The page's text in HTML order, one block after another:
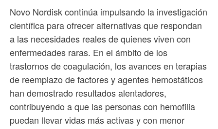
Novo Nordisk continúa impulsando la investigación
científica para ofrecer alternativas que respondan
a las necesidades reales de quienes viven con
enfermedades raras. En el ámbito de los
trastornos de coagulación, los avances en terapias
de reemplazo de factores y agentes hemostáticos
han demostrado resultados alentadores,
contribuyendo a que las personas con hemofilia
puedan llevar vidas más activas y con menor